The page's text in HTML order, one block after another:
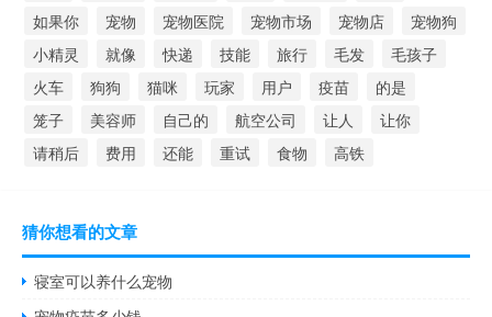
如果你
宠物 宠物医院 宠物市场 宠物店
宠物狗
小精灵
就像 快递 技能 旅行 毛发
毛孩子
火车
狗狗 猫咪 玩家 用户 疫苗
的是
笼子
美容师 自己的 航空公司 让人
让你
请稍后
费用 还能 重试 食物 高铁
猜你想看的文章
寝室可以养什么宠物